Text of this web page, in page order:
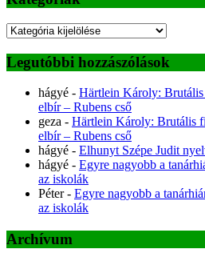
Kategóriák
Legutóbbi hozzászólások
hágyé - Härtlein Károly:
elbír – Rubens cső
geza - Härtlein Károly: Brutális
elbír – Rubens cső
hágyé - Elhunyt Szépe Judit
hágyé - Egyre nagyobb a
az iskolák
Péter- Egyre nagyobb a
az iskolák
Archívum